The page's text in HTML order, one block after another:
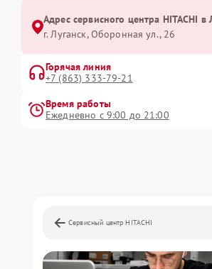
Адрес сервисного центра HITACHI в
г. Луганск, Оборонная ул., 26
Горячая линия
+7 (863) 333-79-21
Время работы
Ежедневно с 9:00 до 21:00
Сервисный центр HITACHI